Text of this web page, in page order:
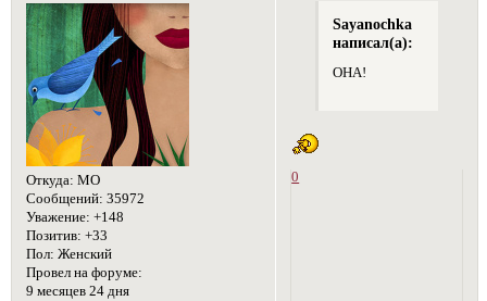
Откуда: МО
Сообщений: 35972
Уважение: +148
Позитив: +33
Пол: Женский
Провел на форуме:
9 месяцев 24 дня
Sayanochka
написал(а):
ОНА!
0